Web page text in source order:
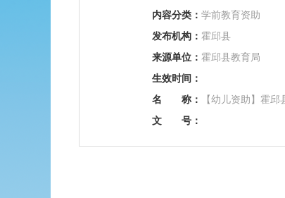
内容分类： 学前教育资助
发布机构： 霍邱县
来源单位： 霍邱县教育局
生效时间：
名 称：
【幼儿资助】霍
文 号：